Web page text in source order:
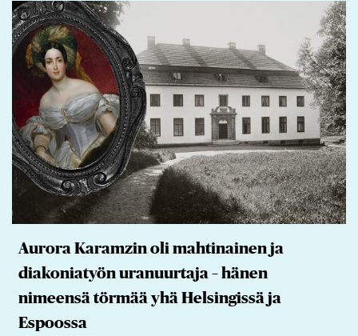
Aurora Karamzin oli mahtinainen ja
diakoniatyön uranuurtaja – hänen
nimeensä törmää yhä Helsingissä ja
Espoossa